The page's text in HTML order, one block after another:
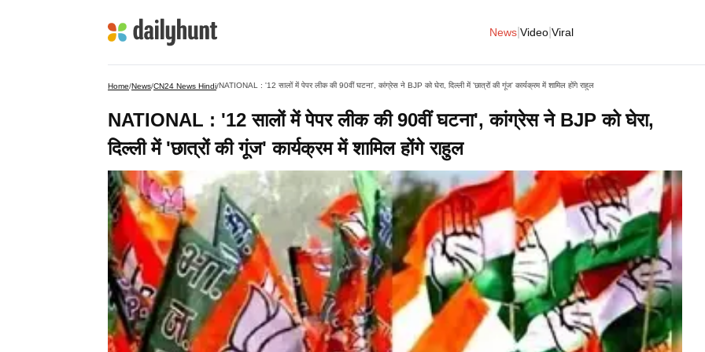
News Video Viral
Home/News/CN24 News Hindi/NATIONAL : '12 सालों में पेपर लीक की 90वीं घटना', कांग्रेस ने BJP को घेरा, दिल्ली में 'छात्रों की गूंज' कार्यक्रम में शामिल होंगे राहुल
NATIONAL : '12 सालों में पेपर लीक की 90वीं घटना', कांग्रेस ने BJP को घेरा,
दिल्ली में 'छात्रों की गूंज' कार्यक्रम में शामिल होंगे राहुल